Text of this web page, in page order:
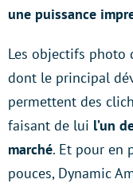
une puissance
Les objectifs photo
dont le principal
permettent des
faisant de lui l’un
marché. Et pour en
pouces, Dynamic